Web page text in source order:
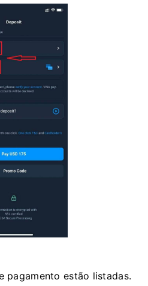
pagamento estão listadas.